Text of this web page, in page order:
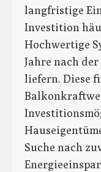
langfristige
Investition
Hochwertige
Jahre nach
liefern. Diese
Suche nach